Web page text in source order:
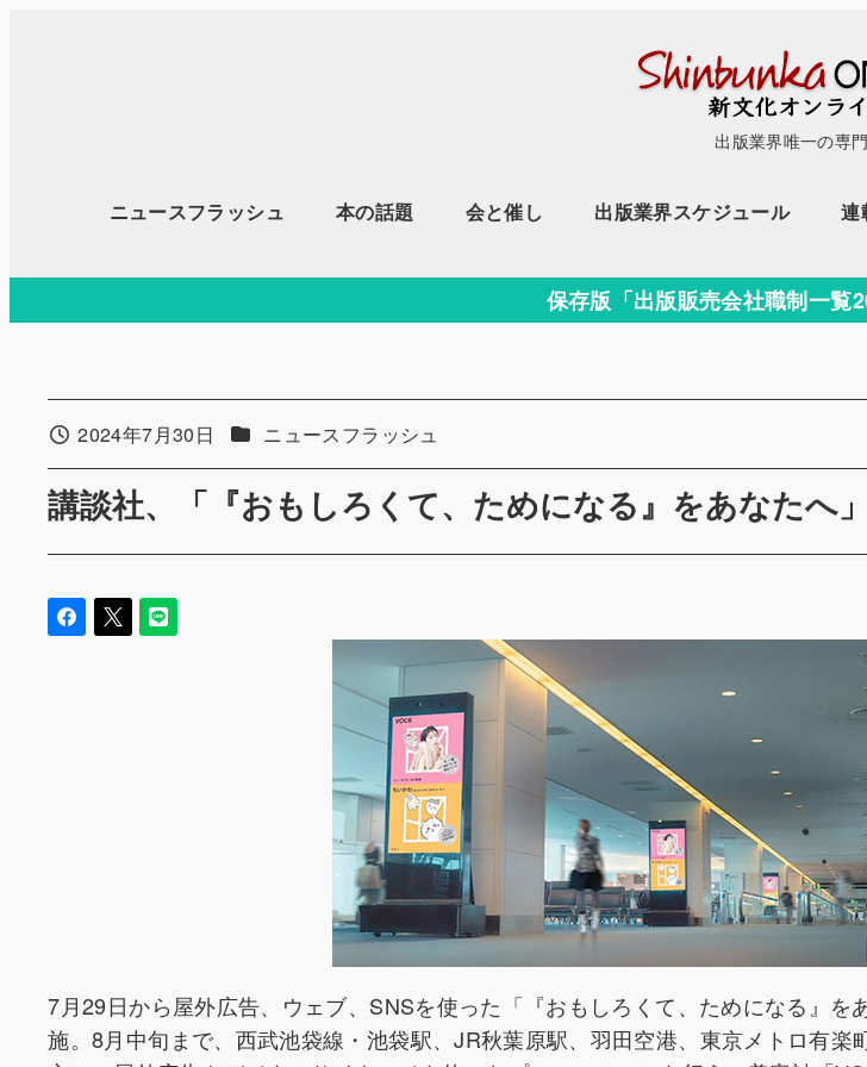
移
出版業界唯一の専
ニュースフラッシュ 本の話題 会と催し 出版業界スケジュール 連
保存版「出版販売会社職制一覧
講談社、「『おもしろくて、ためになる』をあなたへ
投稿日2024年7月30日 カテゴリー
ニュースフラッシュ
7月29日から屋外広告、ウェブ、SNSを使った「『おもしろくて、ためになる』を
施。8月中旬まで、西武池袋線・池袋駅、JR秋葉原駅、羽田空港、東京メトロ有楽